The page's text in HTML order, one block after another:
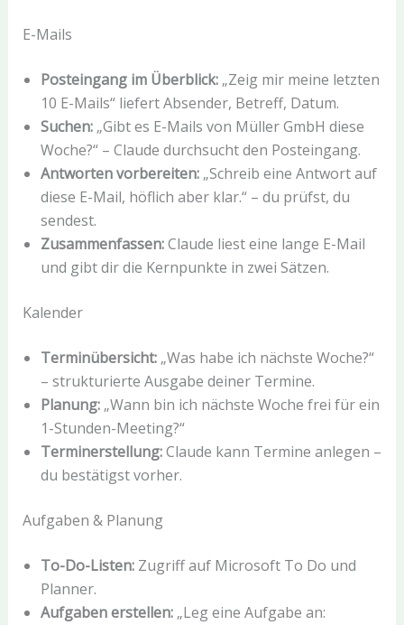
E-Mails
Posteingang im Überblick:„Zeig mir meine letzten
10 E-Mails“ liefert Absender, Betreff, Datum.
Suchen:„Gibt es E-Mails von Müller GmbH diese
Woche?“ – Claude durchsucht den Posteingang.
Antworten vorbereiten:„Schreib eine Antwort auf
diese E-Mail, höflich aber klar.“ – du prüfst, du
sendest.
Zusammenfassen:Claude liest eine lange E-Mail
und gibt dir die Kernpunkte in zwei Sätzen.
Kalender
Terminübersicht:„Was habe ich nächste Woche?“
– strukturierte Ausgabe deiner Termine.
Planung:„Wann bin ich nächste Woche frei für ein
1-Stunden-Meeting?“
Terminerstellung:Claude kann Termine anlegen –
du bestätigst vorher.
Aufgaben & Planung
To-Do-Listen:Zugriff auf Microsoft To Do und
Planner.
Aufgaben erstellen:„Leg eine Aufgabe an: